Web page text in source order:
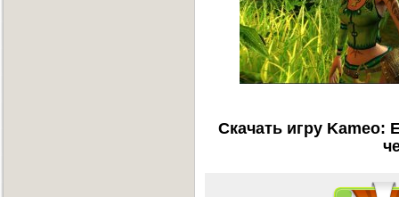
Скачать игру Kameo: